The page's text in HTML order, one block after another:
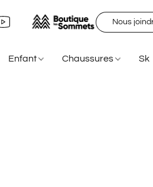
Nous
Enfant Chaussures